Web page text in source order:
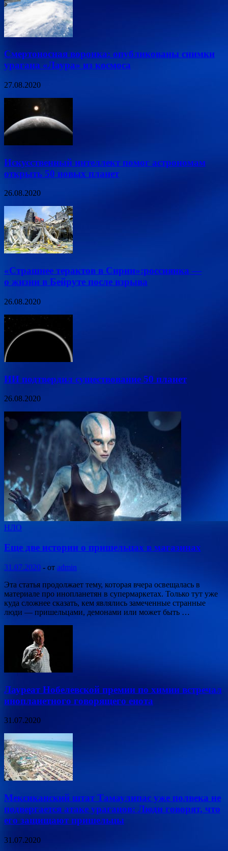
Смертоносная воронка: опубликованы снимки
урагана «Лаура» из космоса
27.08.2020
Искусственный интеллект помог астрономам
открыть 50 новых планет
26.08.2020
«Страшнее терактов в Сирии»:россиянка —
о жизни в Бейруте после взрыва
26.08.2020
ИИ подтвердил существование 50 планет
26.08.2020
НЛО
Еще две истории о пришельцах в магазинах
31.07.2020 - от admin
Эта статья продолжает тему, которая вчера освещалась в
материале про инопланетян в супермаркетах. Только тут уже
куда сложнее сказать, кем являлись замеченные странные
люди — пришельцами, демонами или может быть …
Лауреат Нобелевской премии по химии встречал
инопланетного говорящего енота
31.07.2020
Мексиканский штат Тамаулипас уже полвека не
подвергается атаке ураганов: Люди говорят, что
его защищают пришельцы
31.07.2020